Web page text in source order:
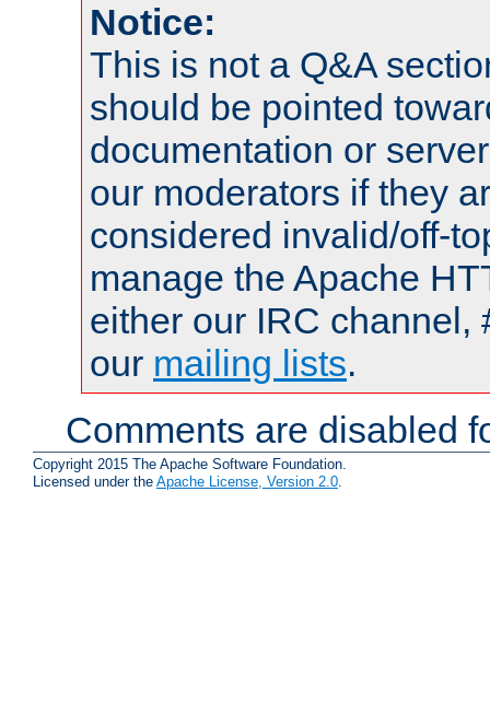
Notice:
This is not a Q&A
should be pointed
documentation or
our moderators if they
considered invalid/off-
manage the Apache
either our IRC channel,
our mailing lists.
Comments are disabled
Copyright 2015 The Apache Software Foundation.
Licensed under the Apache License, Version 2.0